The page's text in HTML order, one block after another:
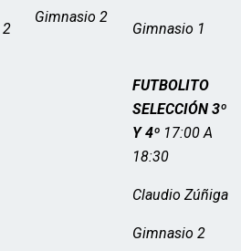
2
Gimnasio 2
Gimnasio 1
FUTBOLITO
SELECCIÓN 3º
Y 4º 17:00 A
18:30
Claudio Zúñiga
Gimnasio 2